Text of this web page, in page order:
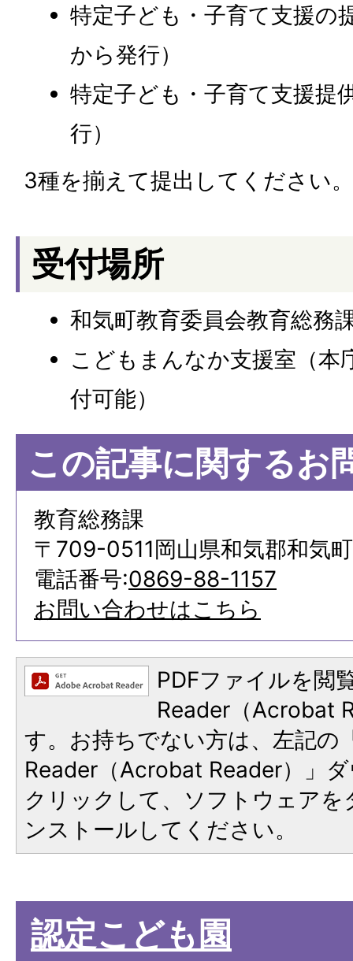
特定子ども・子育て支援の
から発行）
特定子ども・子育て支援提
行）
3種を揃えて提出してください。
受付場所
和気町教育委員会教育総務
こどもまんなか支援室（本
付可能）
この記事に関するお
教育総務課
〒709-0511岡山県和気郡和気
電話番号:0869-88-1157
お問い合わせはこちら
PDFファイルを閲
Reader（Acrobat
す。お持ちでない方は、左記の
Reader（Acrobat Reader）」
クリックして、ソフトウェア
ンストールしてください。
認定こども園